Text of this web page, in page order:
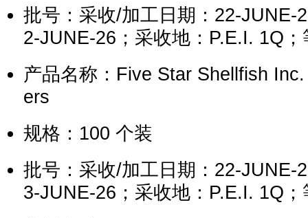
批号：采收/加工日期：22-JUNE-
2-JUNE-26；采收地：P.E.I. 1Q
产品名称：Five Star Shellfish
ers
规格：100 个装
批号：采收/加工日期：22-JUNE-
3-JUNE-26；采收地：P.E.I. 1Q